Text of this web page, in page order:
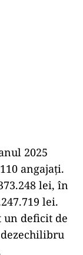
2025
angajați.
lei, în
lei.
un deficit de
dezechilibru